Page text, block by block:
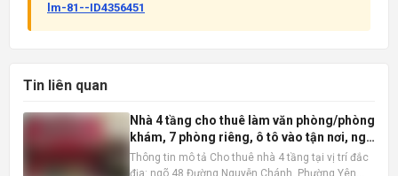
lm-81--ID4356451
Tin liên quan
Nhà 4 tầng cho thuê làm văn phòng/phòng
khám, 7 phòng riêng, ô tô vào tận nơi, ngõ
48 Nguyễn Chánh
Thông tin mô tả Cho thuê nhà 4 tầng tại vị trí đắc
địa: ngõ 48 Đường Nguyễn Chánh, Phường Yên